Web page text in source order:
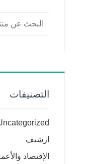
التصنيفات
ارشيف
الإقتصاد